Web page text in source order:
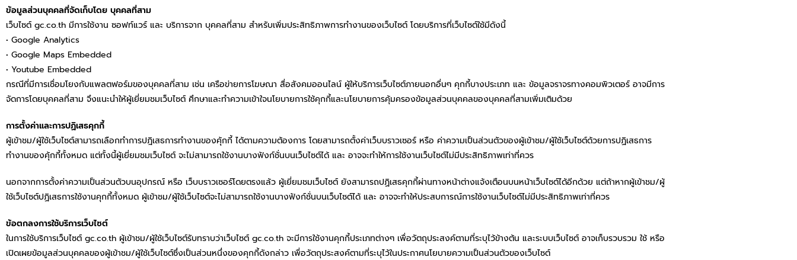
ข้อมูลส่วนบุคคลที่จัดเก็บโดย บุคคลที่สาม
เว็บไซต์ gc.co.th มีการใช้งาน ซอฟท์แวร์ และ บริการจาก บุคคลที่สาม สำหรับเพิ่มประสิทธิภาพการทำงานของเว็บไซต์ โดยบริการที่เว็บไซต์ใช้มีดังนี้
• Google Analytics
• Google Maps Embedded
• Youtube Embedded
กรณีที่มีการเชื่อมโยงกับแพลตฟอร์มของบุคคลที่สาม เช่น เครือข่ายการโฆษณา สื่อสังคมออนไลน์ ผู้ให้บริการเว็บไซต์ภายนอกอื่นๆ คุกกี้บางประเภท และ ข้อมูลจราจรทางคอมพิวเตอร์ อาจมีการ
จัดการโดยบุคคลที่สาม จึงแนะนำให้ผู้เยี่ยมชมเว็บไซต์ ศึกษาและทำความเข้าใจนโยบายการใช้คุกกี้และนโยบายการคุ้มครองข้อมูลส่วนบุคคลของบุคคลที่สามเพิ่มเติมด้วย
การตั้งค่าและการปฏิเสธคุกกี้
ผู้เข้าชม/ผู้ใช้เว็บไซต์สามารถเลือกทำการปฎิเสธการทำงานของคุ้กกี้ ได้ตามความต้องการ โดยสามารถตั้งค่าเว็บบราวเซอร์ หรือ ค่าความเป็นส่วนตัวของผู้เข้าชม/ผู้ใช้เว็บไซต์ด้วยการปฏิเสธการ
ทำงานของคุ้กกี้ทั้งหมด แต่ทั้งนี้ผู้เยี่ยมชมเว็บไซต์ จะไม่สามารถใช้งานบางฟังก์ชั่นบนเว็บไซต์ได้ และ อาจจะทำให้การใช้งานเว็บไซต์ไม่มีประสิทธิภาพเท่าที่ควร
นอกจากการตั้งค่าความเป็นส่วนตัวบนอุปกรณ์ หรือ เว็บบราวเซอร์โดยตรงแล้ว ผู้เยี่ยมชมเว็บไซต์ ยังสามารถปฏิเสธคุกกี้ผ่านทางหน้าต่างแจ้งเตือนบนหน้าเว็บไซต์ได้อีกด้วย แต่ถ้าหากผู้เข้าชม/ผู้
ใช้เว็บไซต์ปฏิเสธการใช้งานคุกกี้ทั้งหมด ผู้เข้าชม/ผู้ใช้เว็บไซต์จะไม่สามารถใช้งานบางฟังก์ชั่นบนเว็บไซต์ได้ และ อาจจะทำให้ประสบการณ์การใช้งานเว็บไซต์ไม่มีประสิทธิภาพเท่าที่ควร
ข้อตกลงการใช้บริการเว็บไซต์
ในการใช้บริการเว็บไซต์ gc.co.th ผู้เข้าชม/ผู้ใช้เว็บไซต์รับทราบว่าเว็บไซต์ gc.co.th จะมีการใช้งานคุกกี้ประเภทต่างๆ เพื่อวัตถุประสงค์ตามที่ระบุไว้ข้างต้น และระบบเว็บไซต์ อาจเก็บรวบรวม ใช้ หรือ
เปิดเผยข้อมูลส่วนบุคคลของผู้เข้าชม/ผู้ใช้เว็บไซต์ซึ่งเป็นส่วนหนึ่งของคุกกี้ดังกล่าว เพื่อวัตถุประสงค์ตามที่ระบุไว้ในประกาศนโยบายความเป็นส่วนตัวของเว็บไซต์